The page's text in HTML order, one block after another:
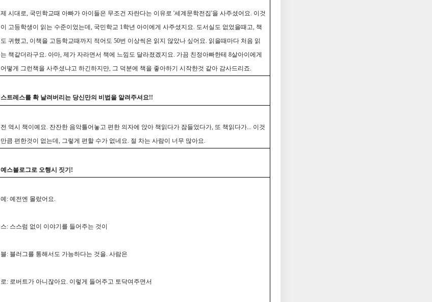
제 시대로, 국민학교때 아빠가 아이들은 무조건 자란다는 이유로 '세계문학전집'을 사주셨어요. 이것
이 고등학생이 읽는 수준이었는데, 국민학교 1학년 아이에게 사주셨지요. 도서실도 없었을때고, 책
도 귀했고, 이책을 고등학교때까지 적어도 50번 이상씩은 읽지 않았나 싶어요. 읽을때마다 처음 읽
는 책같더라구요. 아마, 제가 자라면서 책에 느낌도 달라졌겠지요. 가끔 친정아빠한테 8살아이에게
어떻게 그런책을 사주셨냐고 하긴하지만, 그 덕분에 책을 좋아하기 시작한것 같아 감사드리죠.
스트레스를 확 날려버리는 당신만의 비법을 알려주셔요!!
전 역시 책이예요. 잔잔한 음악틀어놓고 편한 의자에 앉아 책읽다가 잠들었다가, 또 책읽다가... 이것
만큼 편한것이 없는데, 그렇게 편할 수가 없네요. 절 차는 사람이 너무 많아요.
예스블로그로 오행시 짓기!
예: 예전엔 몰랐어요.
스: 스스럼 없이 이야기를 들어주는 것이
블: 블러그를 통해서도 가능하다는 것을. 사람은
로: 로버트가 아니잖아요. 이렇게 들어주고 토닥여주면서